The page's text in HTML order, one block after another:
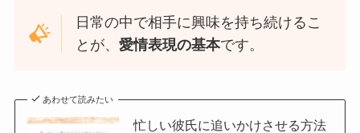
日常の中で相手に興味を持ち続けるこ
とが、愛情表現の基本です。
あわせて読みたい
忙しい彼氏に追いかけさせる方法